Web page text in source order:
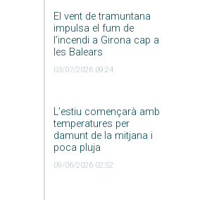
El vent de tramuntana
impulsa el fum de
l’incendi a Girona cap a
les Balears
03/07/2026 09:24
L’estiu començarà amb
temperatures per
damunt de la mitjana i
poca pluja
09/06/2026 02:52